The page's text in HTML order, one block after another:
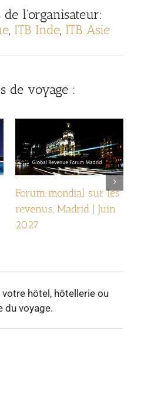
de l'organisateur:
, ITB Inde, ITB Asie
de voyage :
Forum mondial sur les
revenus, Madrid | Juin
2027
hôtel, hôtellerie ou
du voyage.